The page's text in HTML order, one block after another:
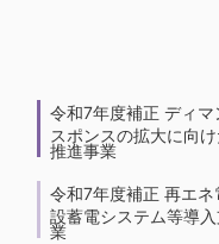
令和7年度補正 ディマ
スポンスの拡大に向
推進事業
令和7年度補正 再エネ
設蓄電システム等導
業